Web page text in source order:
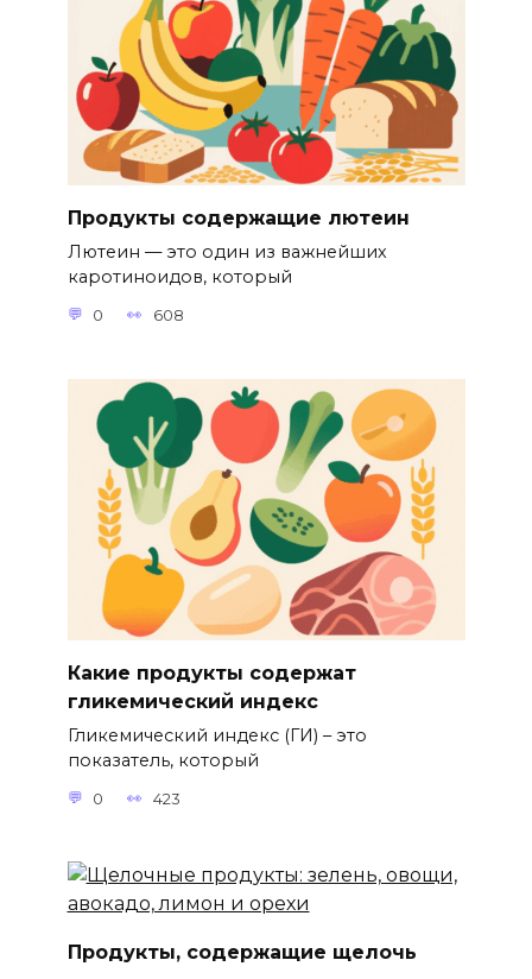
Продукты содержащие лютеин
Лютеин — это один из важнейших
каротиноидов, который
0 608
Какие продукты содержат
гликемический индекс
Гликемический индекс (ГИ) – это
показатель, который
0 423
Продукты, содержащие щелочь